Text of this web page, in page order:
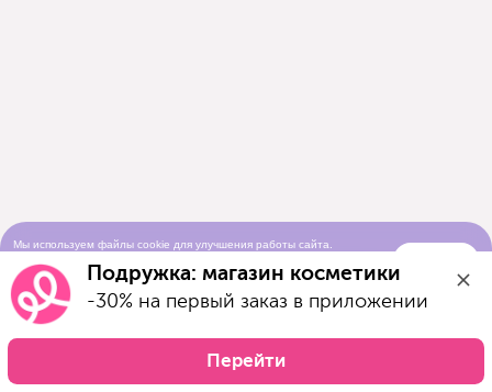
Мы используем файлы cookie для улучшения работы сайта.
использования cookie-файловПодружка: магазин косметики
-30% на первый заказ в приложении
Перейти